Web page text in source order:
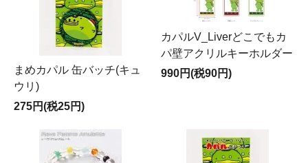
まめカパル 缶バッチ(キュ
ウリ)
275円(税25円)
カパルV_Liverどこでもカ
パ壁アクリルキーホルダー
990円(税90円)